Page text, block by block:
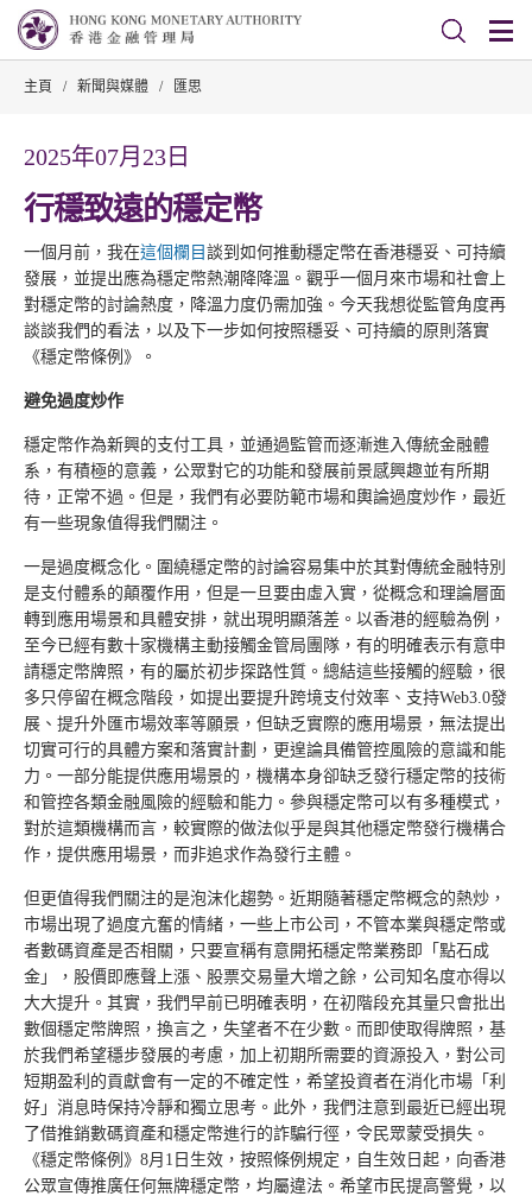
主頁 / 新聞與媒體 / 匯思
2025年07月23日
行穩致遠的穩定幣
一個月前，我在這個欄目 談到如何推動穩定幣在香港穩妥、可持續
發展，並提出應為穩定幣熱潮降降溫。觀乎一個月來市場和社會上
對穩定幣的討論熱度，降溫力度仍需加強。今天我想從監管角度再
談談我們的看法，以及下一步如何按照穩妥、可持續的原則落實
《穩定幣條例》。
避免過度炒作
穩定幣作為新興的支付工具，並通過監管而逐漸進入傳統金融體
系，有積極的意義，公眾對它的功能和發展前景感興趣並有所期
待，正常不過。但是，我們有必要防範市場和輿論過度炒作，最近
有一些現象值得我們關注。
一是過度概念化。圍繞穩定幣的討論容易集中於其對傳統金融特別
是支付體系的顛覆作用，但是一旦要由虛入實，從概念和理論層面
轉到應用場景和具體安排，就出現明顯落差。以香港的經驗為例，
至今已經有數十家機構主動接觸金管局團隊，有的明確表示有意申
請穩定幣牌照，有的屬於初步探路性質。總結這些接觸的經驗，很
多只停留在概念階段，如提出要提升跨境支付效率、支持Web3.0發
展、提升外匯市場效率等願景，但缺乏實際的應用場景，無法提出
切實可行的具體方案和落實計劃，更遑論具備管控風險的意識和能
力。一部分能提供應用場景的，機構本身卻缺乏發行穩定幣的技術
和管控各類金融風險的經驗和能力。參與穩定幣可以有多種模式，
對於這類機構而言，較實際的做法似乎是與其他穩定幣發行機構合
作，提供應用場景，而非追求作為發行主體。
但更值得我們關注的是泡沫化趨勢。近期隨著穩定幣概念的熱炒，
市場出現了過度亢奮的情緒，一些上市公司，不管本業與穩定幣或
者數碼資產是否相關，只要宣稱有意開拓穩定幣業務即「點石成
金」，股價即應聲上漲、股票交易量大增之餘，公司知名度亦得以
大大提升。其實，我們早前已明確表明，在初階段充其量只會批出
數個穩定幣牌照，換言之，失望者不在少數。而即使取得牌照，基
於我們希望穩步發展的考慮，加上初期所需要的資源投入，對公司
短期盈利的貢獻會有一定的不確定性，希望投資者在消化市場「利
好」消息時保持冷靜和獨立思考。此外，我們注意到最近已經出現
了借推銷數碼資產和穩定幣進行的詐騙行徑，令民眾蒙受損失。
《穩定幣條例》8月1日生效，按照條例規定，自生效日起，向香港
公眾宣傳推廣任何無牌穩定幣，均屬違法。希望市民提高警覺，以